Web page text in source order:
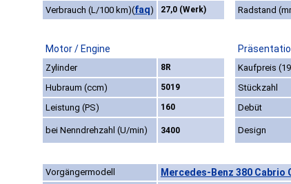
Verbrauch (L/100 km)(faq) 27,0 (Werk) Radstand
Motor / Engine
Zylinder 8R Kaufpreis
Hubraum (ccm) 5019 Stückzahl
Leistung (PS) 160 Debüt
bei Nenndrehzahl (U/min) 3400 Design
Vorgängermodell Mercedes-Benz 380 Cabrio